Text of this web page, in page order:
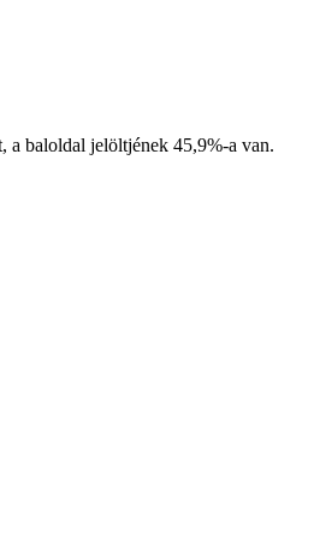
a baloldal jelöltjének 45,9%-a van.